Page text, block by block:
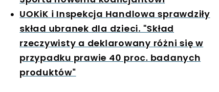
UOKiK i Inspekcja Handlowa sprawdziły
skład ubranek dla dzieci. "Skład
rzeczywisty a deklarowany różni się w
przypadku prawie 40 proc. badanych
produktów"